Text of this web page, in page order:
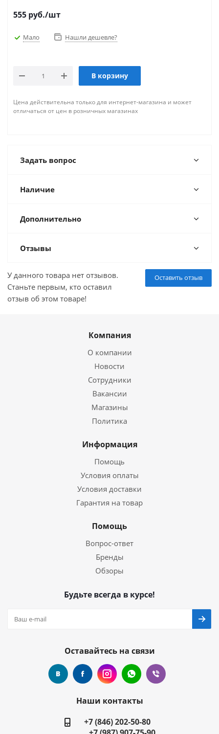
555 руб./шт
Мало Нашли дешевле?
В корзину
Цена действительна только для интернет-магазина и может
отличаться от цен в розничных магазинах
Задать вопрос
Наличие
Дополнительно
Отзывы
Оставить отзыв
У данного товара нет отзывов.
Станьте первым, кто оставил
отзыв об этом товаре!
Компания
О компании
Новости
Сотрудники
Вакансии
Магазины
Политика
Информация
Помощь
Условия оплаты
Условия доставки
Гарантия на товар
Помощь
Вопрос-ответ
Бренды
Обзоры
Будьте всегда в курсе!
Оставайтесь на связи
Наши контакты
+7 (846) 202-50-80